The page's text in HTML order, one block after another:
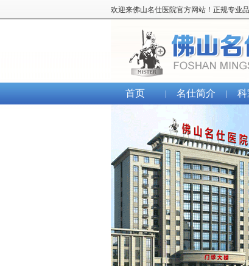
欢迎来佛山名仕医院官方网站！正规专业
首页 名仕简介 科